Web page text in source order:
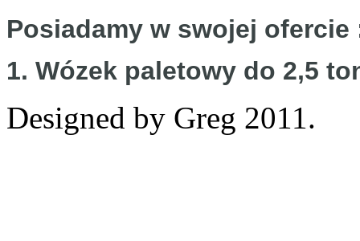
Posiadamy w swojej ofercie
1. Wózek paletowy do 2,5
Designed by Greg 2011.